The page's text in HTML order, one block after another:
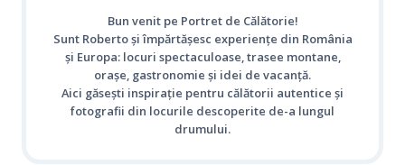
Bun venit pe Portret de Călătorie!
Sunt Roberto și împărtășesc experiențe din România
și Europa: locuri spectaculoase, trasee montane,
orașe, gastronomie și idei de vacanță.
Aici găsești inspirație pentru călătorii autentice și
fotografii din locurile descoperite de-a lungul
drumului.